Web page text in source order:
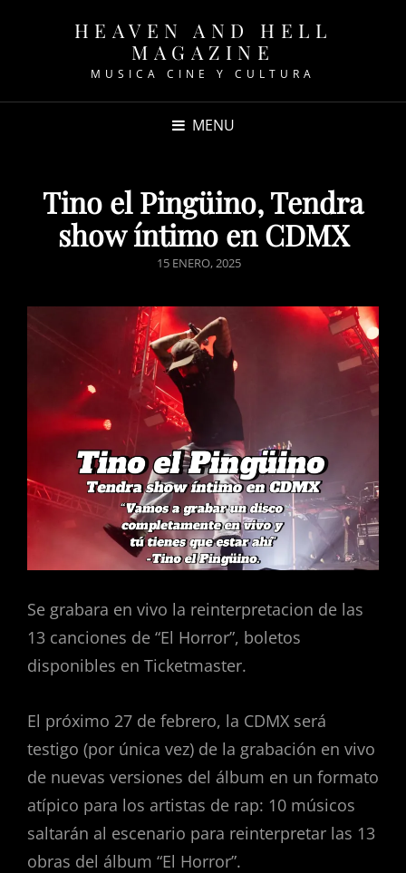
HEAVEN AND HELL
MAGAZINE
MUSICA CINE Y CULTURA
MENU
Tino el Pingüino, Tendra
show íntimo en CDMX
POSTED
15 ENERO, 2025
Se grabara en vivo la reinterpretacion de las
13 canciones de “El Horror”, boletos
disponibles en Ticketmaster.
El próximo 27 de febrero, la CDMX será
testigo (por única vez) de la grabación en vivo
de nuevas versiones del álbum en un formato
atípico para los artistas de rap: 10 músicos
saltarán al escenario para reinterpretar las 13
obras del álbum “El Horror”.